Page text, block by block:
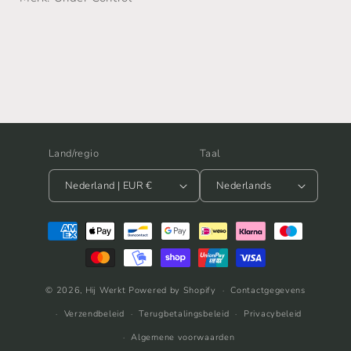
Land/regio
Nederland | EUR €
Taal
Nederlands
Betaalmethoden
© 2026, Hij Werkt Powered by Shopify
Contactgegevens
Verzendbeleid
Terugbetalingsbeleid
Privacybeleid
Algemene voorwaarden